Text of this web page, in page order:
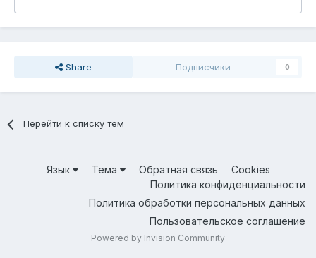
Share Подписчики 0
Перейти к списку тем
Язык Тема Обратная связь
Cookies
Политика конфиденциальности
Политика обработки персональных данных
Пользовательское соглашение
Powered by Invision Community